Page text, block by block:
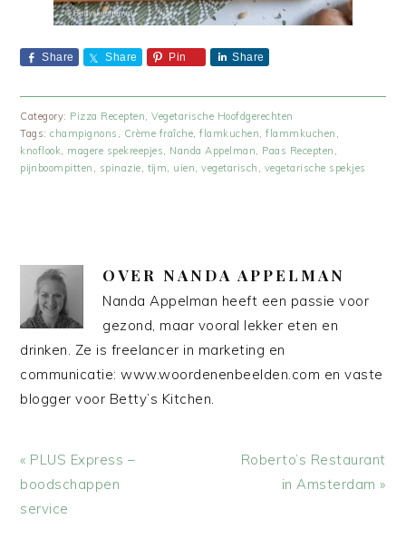
Share Share Pin Share
Category: Pizza Recepten ,Vegetarische Hoofdgerechten
Tags:champignons Crème fraîche ,flamkuchen ,flammkuchen
knoflook
magere spekreepjes Nanda Appelman Paas Recepten
pijnboompitten
spinazie tijm uien ,vegetarisch vegetarische spekjes
OVER NANDA APPELMAN
Nanda Appelman heeft een passie voor
gezond, maar vooral lekker eten en
drinken. Ze is freelancer in marketing en
communicatie: www.woordenenbeelden.com en vaste
blogger voor Betty’s Kitchen.
Vorig
bericht:
« PLUS Express –
boodschappen
service
Volgend
bericht:
Roberto’s Restaurant
in Amsterdam »